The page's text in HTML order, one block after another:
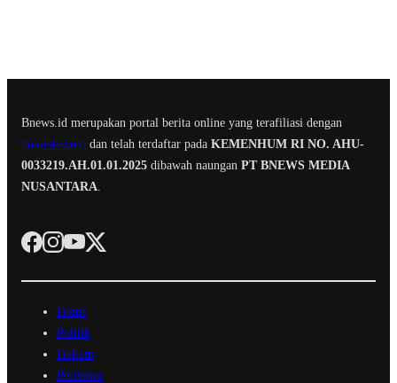
Bnews.id merupakan portal berita online yang terafiliasi dengan
bnewstv.com dan telah terdaftar pada KEMENHUM RI NO. AHU-
0033219.AH.01.01.2025 dibawah naungan PT BNEWS MEDIA
NUSANTARA
Home
Politik
Hukum
Peristiwa